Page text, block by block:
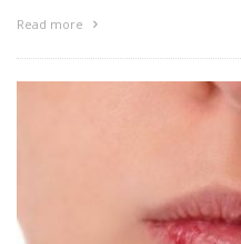
Read more